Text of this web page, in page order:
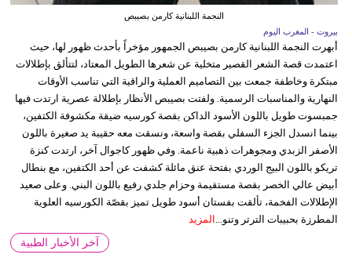
النجمة اللبنانية كارمن بصيبص
بيروت - المغرب اليوم
أبهرت النجمة اللبنانية كارمن بصيبص الجمهور مؤخراً بأحدث ظهور لها، حيث
اعتمدت قصة الشعر القصير متخلية عن شعرها الطويل المعتاد، لتتألق بإطلالات
مبتكرة وخاطفة جمعت بين التصاميم العملية والراقية التي تناسب الأوقات
النهارية والمناسبات الرسمية. ولفتت بصيبص الأنظار بإطلالة عصرية ارتدت فيها
جمبسوت طويل باللون الأسود الداكن بقصة كورسيه ضيقة مكشوفة الكتفين،
بينما انسدل الجزء السفلي بقصة واسعة، ونسقت معه حقيبة يد صغيرة باللون
الأصفر الزبدي ومجوهرات ذهبية ناعمة. وفي ظهور كاجوال آخر، ارتدت كنزة
تريكو باللون البيج الوردي بفتحة عنق مائلة كشفت عن أحد الكتفين، مع بنطال
أبيض عالي الخصر بقصة مستقيمة وحزام جلدي رفيع باللون البني. وعلى صعيد
الإطلالات الفخمة، تألقت بفستان أسود طويل تميز بقصّة الكورسيه العلوية
المطرزة بحبيبات الترتر وتنو...
المزيد
آخر الأخبار الطبية